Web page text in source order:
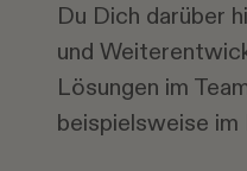
Du Dich darüber
und
Lösungen im
beispielsweise